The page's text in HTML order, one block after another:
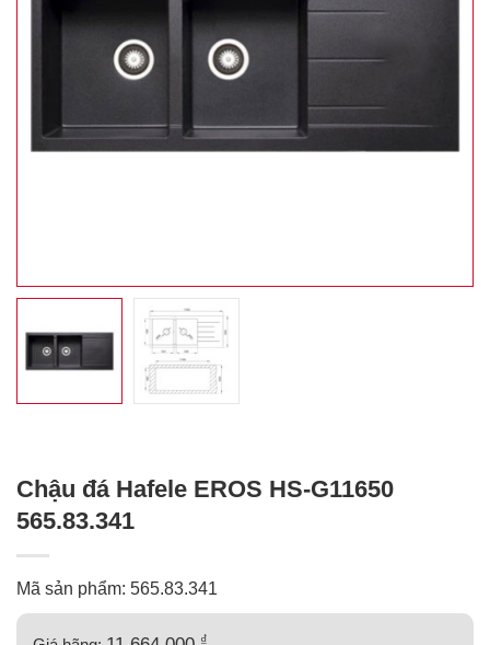
Chậu đá Hafele EROS HS-G11650
565.83.341
Mã sản phẩm: 565.83.341
₫